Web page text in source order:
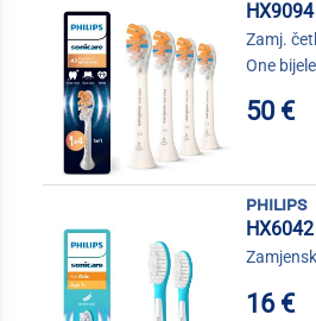
Zamj.
One bijele
50 €
philips
16 €